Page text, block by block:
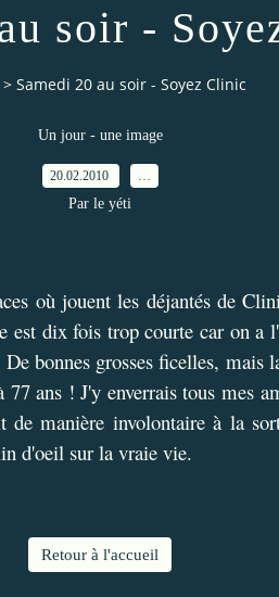
soir -
> Samedi 20 au soir - Soyez Clinic
Un jour - une image
20.02.2010
Par le yéti
où jouent les déjantés de
est dix fois trop courte car on a
bonnes grosses ficelles, mais
ans ! J'y enverrais tous mes
de manière involontaire à la
d'oeil sur la vraie vie.
Retour à l'accueil